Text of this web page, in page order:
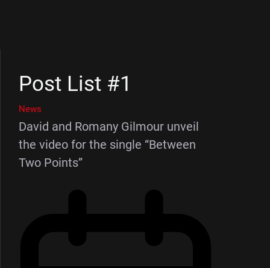
Post List #1
News
David and Romany Gilmour unveil
the video for the single “Between
Two Points”